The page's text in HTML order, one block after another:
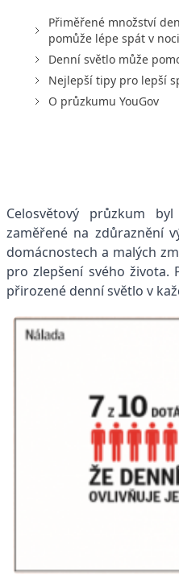
Přiměřené množství
pomůže lépe spát v noci
Denní světlo může
Nejlepší tipy pro lepší
O průzkumu YouGov
Celosvětový průzkum
zaměřené na zdůraznění
domácnostech a malých
pro zlepšení svého života.
přirozené denní světlo v